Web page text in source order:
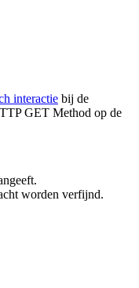
interactie bij de
GET Method op de
worden verfijnd.